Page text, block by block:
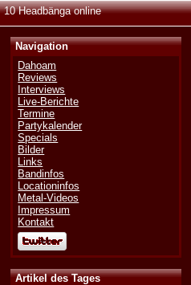
10 Headbänga online
Navigation
Dahoam
Reviews
Interviews
Live-Berichte
Termine
Partykalender
Specials
Bilder
Links
Bandinfos
Locationinfos
Metal-Videos
Impressum
Kontakt
Artikel des Tages